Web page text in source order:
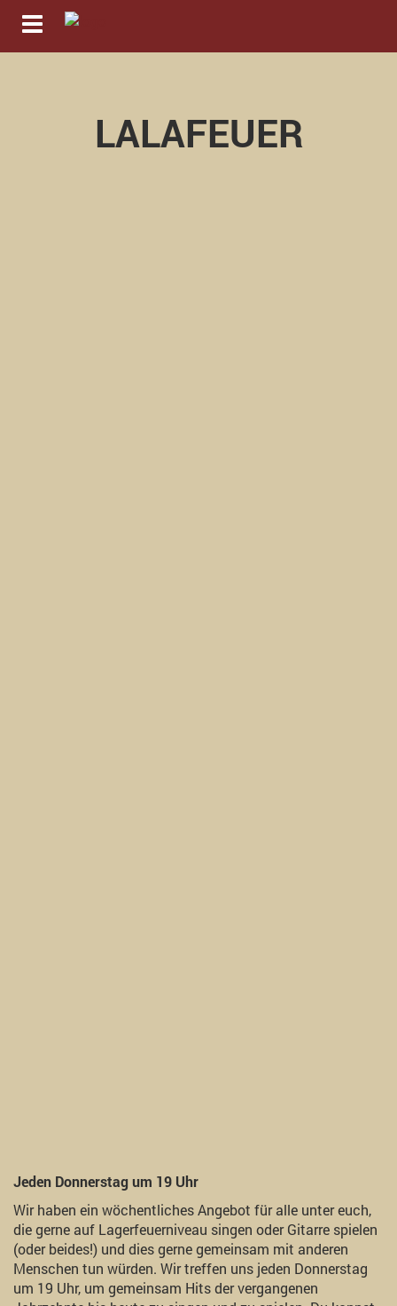
Navigation ein-/ausblenden
LALAFEUER
Jeden Donnerstag um 19 Uhr
Wir haben ein wöchentliches Angebot für alle unter euch,
die gerne auf Lagerfeuerniveau singen oder Gitarre spielen
(oder beides!) und dies gerne gemeinsam mit anderen
Menschen tun würden. Wir treffen uns jeden Donnerstag
um 19 Uhr, um gemeinsam Hits der vergangenen